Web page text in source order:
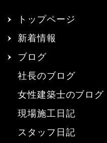
トップページ
新着情報
ブログ
社長のブログ
女性建築士のブログ
現場施工日記
スタッフ日記